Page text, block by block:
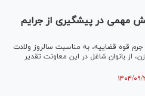
مهمی در پیشگیری از جرایم
قوه قضاییه، به مناسبت سالروز ولادت
از بانوان شاغل در این معاونت تقدیر